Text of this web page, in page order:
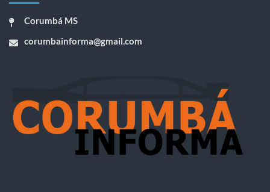
Corumbá MS
corumbainforma@gmail.com